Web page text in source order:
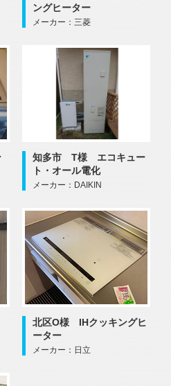
ングヒーター
メーカー：三菱
知多市 T様 エコキュー
ト・オール電化
メーカー：DAIKIN
北区O様 IHクッキングヒ
ーター
メーカー：日立